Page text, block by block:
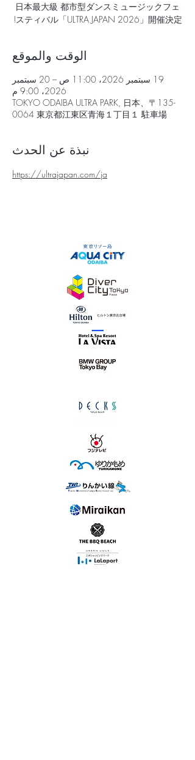
日本最大級 都市型ダンスミュージックフェ
スティバル「ULTRA JAPAN 2026」開催決定!
الوقت والموقع
19 سبتمبر 2026، 11:00 ص – 20 سبتمبر
2026، 9:00 م
TOKYO ODAIBA ULTRA PARK, 日本、〒135-
0064 東京都江東区青海１丁目１ 駐車場
نبذة عن الحدث
https://ultrajapan.com/ja